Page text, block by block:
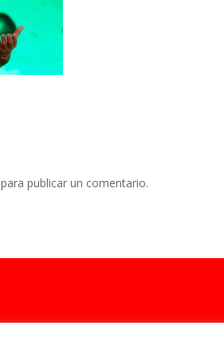
para publicar un comentario.